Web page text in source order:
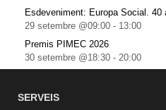
Esdeveniment: Europa Social. 40
29 setembre @09:00 - 13:00
Premis PIMEC 2026
30 setembre @18:30 - 20:00
SERVEIS